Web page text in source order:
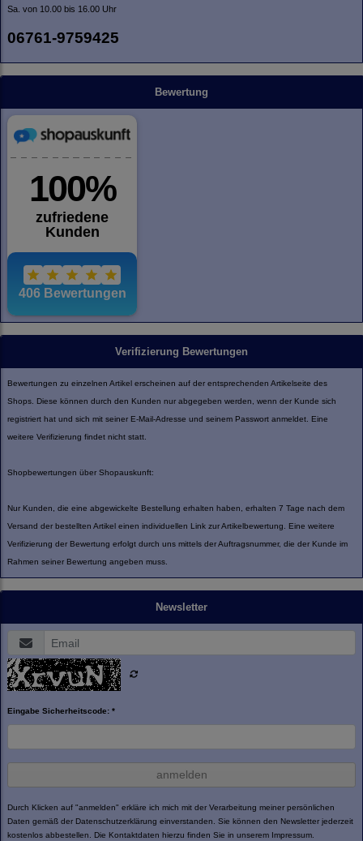
Sa. von 10.00 bis 16.00 Uhr
06761-9759425
Bewertung
Verifizierung Bewertungen
Bewertungen zu einzelnen Artikel erscheinen auf der entsprechenden Artikelseite des
Shops. Diese können durch den Kunden nur abgegeben werden, wenn der Kunde sich
registriert hat und sich mit seiner E-Mail-Adresse und seinem Passwort anmeldet. Eine
weitere Verifizierung findet nicht statt.
Shopbewertungen über Shopauskunft:
Nur Kunden, die eine abgewickelte Bestellung erhalten haben, erhalten 7 Tage nach dem
Versand der bestellten Artikel einen individuellen Link zur Artikelbewertung. Eine weitere
Verifizierung der Bewertung erfolgt durch uns mittels der Auftragsnummer, die der Kunde im
Rahmen seiner Bewertung angeben muss.
Newsletter
Eingabe Sicherheitscode: *
anmelden
Durch Klicken auf "anmelden" erkläre ich mich mit der Verarbeitung meiner persönlichen
Daten gemäß der Datenschutzerklärung einverstanden. Sie können den Newsletter jederzeit
kostenlos abbestellen. Die Kontaktdaten hierzu finden Sie in unserem Impressum.